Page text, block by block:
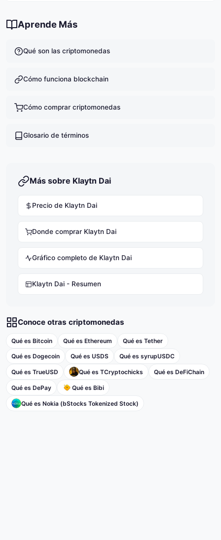
Aprende Más
Qué son las criptomonedas
Cómo funciona blockchain
Cómo comprar criptomonedas
Glosario de términos
Más sobre Klaytn Dai
Precio de Klaytn Dai
Donde comprar Klaytn Dai
Gráfico completo de Klaytn Dai
Klaytn Dai - Resumen
Conoce otras criptomonedas
Qué es Bitcoin Qué es Ethereum Qué es Tether
Qué es Dogecoin Qué es USDS Qué es syrupUSDC
Qué es TrueUSD Qué es TCryptochicks Qué es DeFiChain
Qué es DePay Qué es Bibi
Qué es Nokia (bStocks Tokenized Stock)